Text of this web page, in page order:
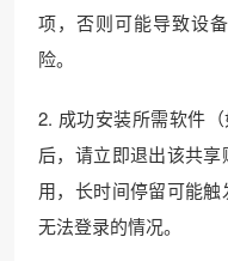
项，否则可能导致设
险。
2. 成功安装所需软件（
后，请立即退出该共
用，长时间停留可能
无法登录的情况。